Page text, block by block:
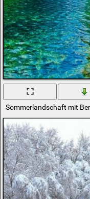
Sommerlandschaft mit